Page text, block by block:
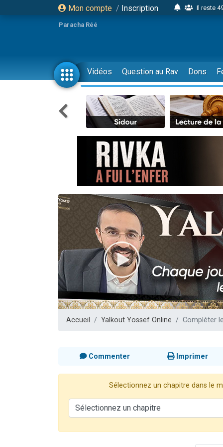
Mon compte / Inscription
Il reste
4
2
17
4 personnes
Il reste
Odaya vient
2
13
30
Il reste
12
29
Paracha Réé
Vidéos Question au Rav Dons
Accueil Yalkout Yossef Online Compléter
Commenter Imprimer
Sélectionnez un chapitre dans le